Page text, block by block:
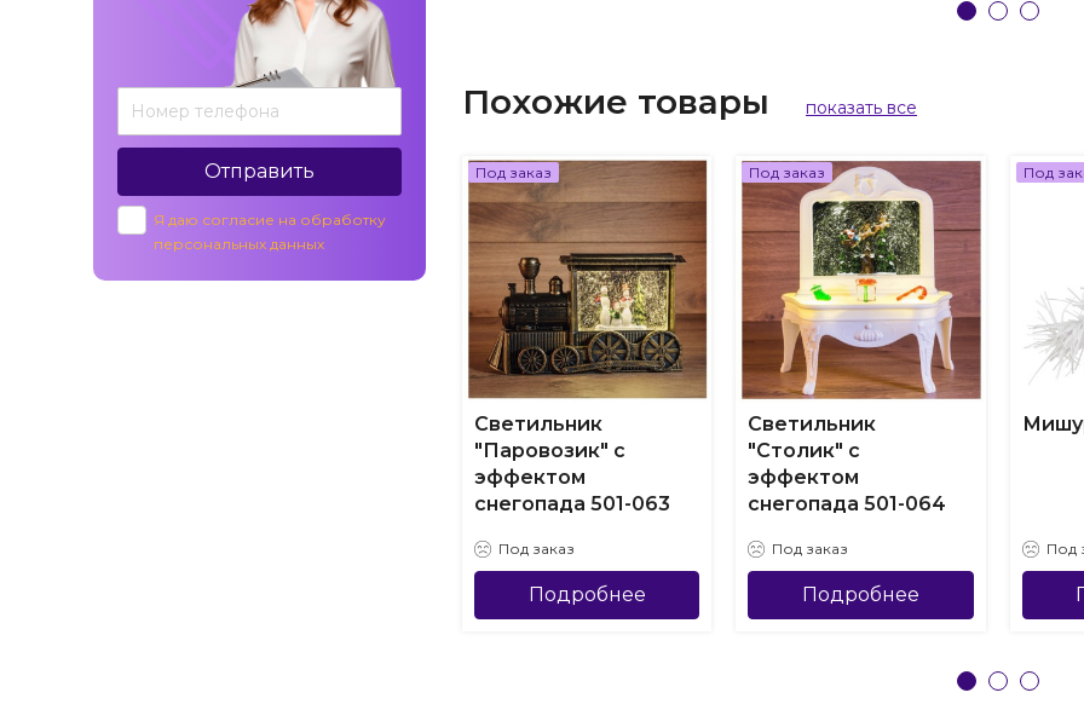
Отправить
Я даю согласие на обработку
персональных данных
Похожие товары показать все
Под заказ
Светильник
"Паровозик" с
эффектом
снегопада 501-063
Под заказ
Подробнее
Под заказ
Светильник
"Столик" с
эффектом
снегопада 501-064
Под заказ
Подробнее
Под
Под